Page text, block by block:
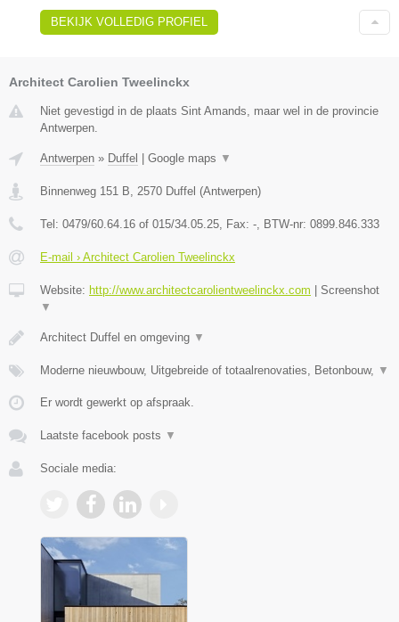
BEKIJK VOLLEDIG PROFIEL
Architect Carolien Tweelinckx
Niet gevestigd in de plaats Sint Amands, maar wel in de provincie
Antwerpen.
Antwerpen » Duffel Google maps ▼
Binnenweg 151 B 2570 Duffel (Antwerpen)
Tel: 0479/60.64.16 of 015/34.05.25 , Fax: - , BTW-nr: 0899.846.333
E-mail › Architect Carolien Tweelinckx
Website: http://www.architectcarolientweelinckx.com
Screenshot
▼
Architect Duffel en omgeving ▼
Moderne nieuwbouw, Uitgebreide of totaalrenovaties, Betonbouw, ▼
Er wordt gewerkt op afspraak.
Laatste facebook posts ▼
Sociale media: